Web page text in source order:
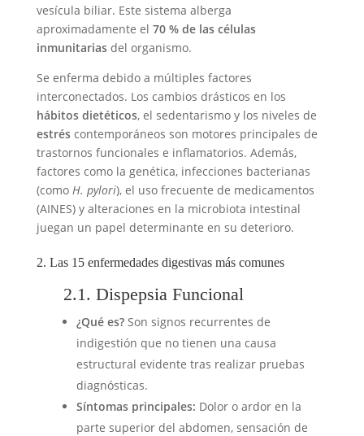
vesícula biliar. Este sistema alberga
aproximadamente el 70 % de las células
inmunitariasdel organismo.
Se enferma debido a múltiples factores
interconectados. Los cambios drásticos en los
hábitos dietéticos, el sedentarismo y los niveles de
estréscontemporáneos son motores principales de
trastornos funcionales e inflamatorios. Además,
factores como la genética, infecciones bacterianas
(como H. pylori), el uso frecuente de medicamentos
(AINES) y alteraciones en la microbiota intestinal
juegan un papel determinante en su deterioro.
2. Las 15 enfermedades digestivas más comunes
2.1. Dispepsia Funcional
¿Qué es?Son signos recurrentes de
indigestión que no tienen una causa
estructural evidente tras realizar pruebas
diagnósticas.
Síntomas principales: Dolor o ardor en la
parte superior del abdomen, sensación de